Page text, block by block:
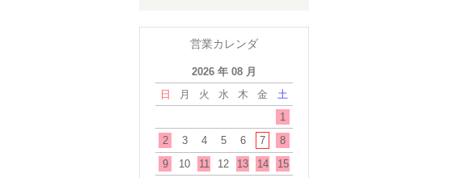
営業カレンダ
2026 年 08 月
日
月 火 水 木 金
土
1
2
3 4 5 6 7
8
9
10 11 12 13 14
15